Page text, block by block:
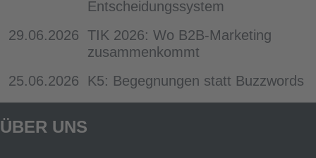
Entscheidungssystem
29.06.2026 TIK 2026: Wo B2B-Marketing
zusammenkommt
25.06.2026
K5: Begegnungen statt Buzzwords
ÜBER UNS